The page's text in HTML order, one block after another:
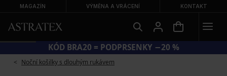
MAGAZÍN VÝMĚNA A VRÁCENÍ KONTAKT
KÓD BRA20 = PODPRSENKY −20 %
Noční košilky s dlouhým rukávem